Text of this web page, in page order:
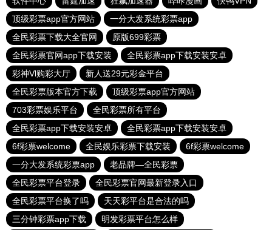
顶级彩票app官方网站
一分大发系统彩票app
全民彩票下载大全官网
原版699彩票
全民彩票官网app下载安装
全民彩票app下载安装安卓
彩神Vl购彩大厅
新人送29元彩金平台
全民彩票版本官方下载
顶级彩票app官方网站
703彩票娱乐平台
全民彩票所有平台
全民彩票app下载安装安卓
全民彩票app下载安装安卓
6f彩票welcome
全民娱乐彩票下载安装
6f彩票welcome
一分大发系统彩票app
老品牌—全民彩票
全民彩票平台登录
全民彩票官网最新登录入口
全民彩票平台换了吗
天天彩平台是合法的吗
三分钟彩票app下载
明发彩票平台怎么样